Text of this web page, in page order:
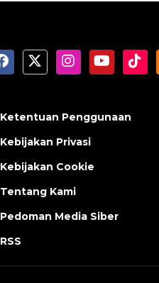
Ketentuan Penggunaan
Kebijakan Privasi
Kebijakan Cookie
Tentang Kami
Pedoman Media Siber
RSS